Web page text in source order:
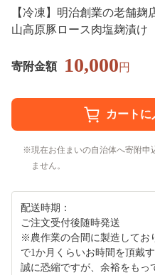
【冷凍】明治創業の老舗
山高原豚ロース肉塩麹漬け
寄附金額 10,000円
現在お住まいの自治体へ寄附申
ません。
配送時期：
ご注文受付後随時発送
※農作業の合間に製造してお
で1か月くらいお時間を頂戴
誠に恐縮ですが、余裕をもっ